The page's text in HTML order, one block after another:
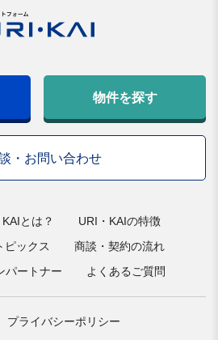
物件を探す
・お問い合わせ
とは？
URI・KAIの特徴
ピックス
商談・契約の流れ
パートナー よくあるご質問
プライバシーポリシー